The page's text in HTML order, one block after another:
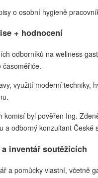
o osobní hygieně
+ hodnocení
odborníků na wellness
časoměřiče.
využití moderní techniky,
komisí byl pověřen Ing.
a odborný konzultant
inventář soutěžících
a pomůcky vlastní, včetně